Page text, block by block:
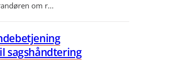
om r...
sagshåndtering